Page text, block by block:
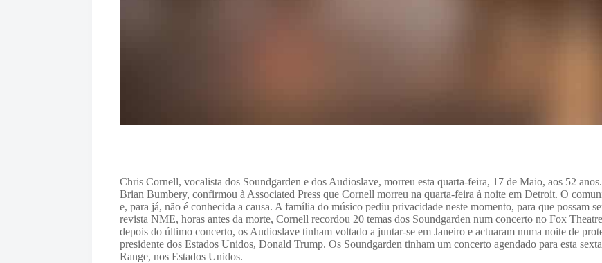
Chris Cornell, vocalista dos Soundgarden e dos Audioslave, morreu esta quarta-feira, 17 de Maio, aos 52
Brian Bumbery, confirmou à Associated Press que Cornell morreu na quarta-feira à noite em Detroit.O
e, para já, não é conhecida a causa. A família do músico pediu privacidade neste momento, para que possam
revista NME, horas antes da morte, Cornell recordou 20 temas dos Soundgarden num concerto no Fox
depois do último concerto, os Audioslave tinham voltado a juntar-se em Janeiro e actuaram numa noite de
presidente dos Estados Unidos, Donald Trump.Os Soundgarden tinham um concerto agendado para esta
Range, nos Estados Unidos.